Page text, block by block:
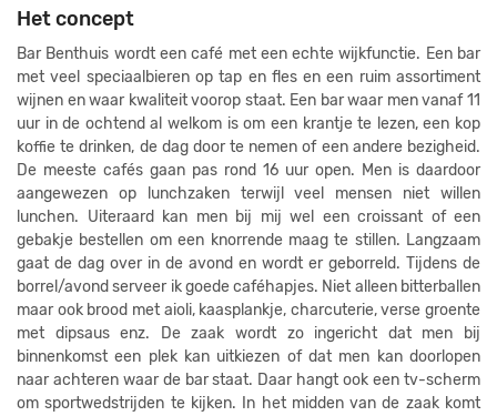
Het concept
Bar Benthuis wordt een café met een echte wijkfunctie. Een bar
met veel speciaalbieren op tap en fles en een ruim assortiment
wijnen en waar kwaliteit voorop staat. Een bar waar men vanaf 11
uur in de ochtend al welkom is om een krantje te lezen, een kop
koffie te drinken, de dag door te nemen of een andere bezigheid.
De meeste cafés gaan pas rond 16 uur open. Men is daardoor
aangewezen op lunchzaken terwijl veel mensen niet willen
lunchen. Uiteraard kan men bij mij wel een croissant of een
gebakje bestellen om een knorrende maag te stillen. Langzaam
gaat de dag over in de avond en wordt er geborreld. Tijdens de
borrel/avond serveer ik goede caféhapjes. Niet alleen bitterballen
maar ook brood met aioli, kaasplankje, charcuterie, verse groente
met dipsaus enz. De zaak wordt zo ingericht dat men bij
binnenkomst een plek kan uitkiezen of dat men kan doorlopen
naar achteren waar de bar staat. Daar hangt ook een tv-scherm
om sportwedstrijden te kijken. In het midden van de zaak komt